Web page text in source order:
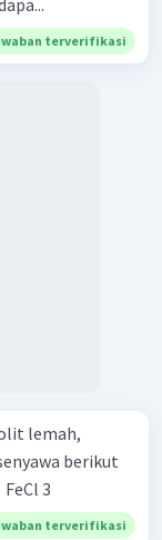
terverifikasi
lemah,
berikut
ini? CO ( NH 2 ​ ) 2 ​ KCl CH 3 ​ COOH C 6 ​ H 6 ​ FeCl 3 ​
terverifikasi